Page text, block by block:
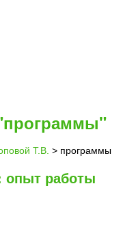
Т.В. > программы
работы